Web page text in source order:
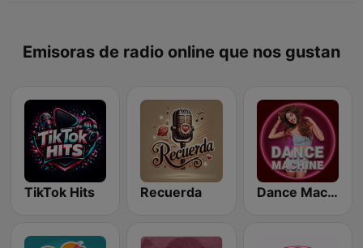
Emisoras de radio online que nos gustan
TikTok Hits Recuerda Dance Machine